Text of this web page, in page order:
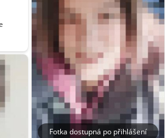
Fotka dostupná po přihlášení